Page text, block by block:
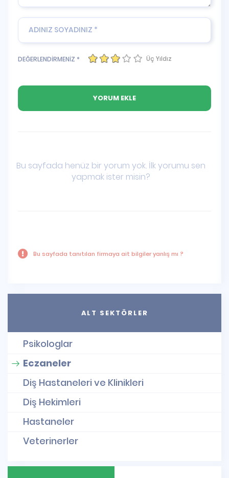
DEĞERLENDİRMENİZ * Üç Yıldız
Bu sayfada henüz bir yorum yok. İlk yorumu sen
yapmak ister misin?
Bu sayfada tanıtılan firmaya ait bilgiler yanlış mı ?
ALT SEKTÖRLER
Psikologlar
Eczaneler
Diş Hastaneleri ve Klinikleri
Diş Hekimleri
Hastaneler
Veterinerler